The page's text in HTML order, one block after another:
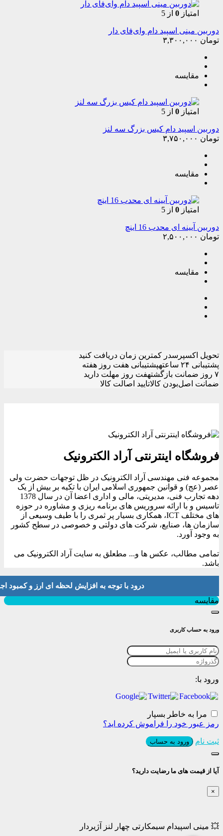
امتیاز 0 از 5
دوربین مینی اسپید دام وای‌فای دار
تومان
مقایسه
امتیاز 0 از 5
دوربین اسپید دام کیس بزرگ سه لنز
تومان
مقایسه
امتیاز 0 از 5
دوربین آیینه ای محدب 16 اینچ
تومان
مقایسه
تحویل اکسپرسدر کمترین زمان دریافت کنید
پشتیبانی ۲۴ ساعته
پشتیبانی هفت روز هفته
۷ روز ضمانت بازگشت
هفت روز مهلت دارید
ضمانت اصل‌بودن کالاتایید اصالت کالا
فروشگاه اینترنتی آراد الکترونیک
مجموعه فنی مهندسی آراد الکترونیک در ظل توجهات حضرت ولی
عصر (عج) و قوانین جمهوری اسلامی ایران با تکیه بر بیش از یک
دهه تجارب فنی، مدیریتی، مالی و اداری اعضا آن در سال 1378
تاسیس و با ارائه سروریس های برنامه ریزی و مشاوره در حوزه
های مختلف ICT، همکاری بسیار پر ثمری را با طیف وسیعی از
سازمان ها، صنایع، شرکت های دولتی و خصوصی در سطح کشور
به وجود آورد.
تمامی مطالب، عکس ها و... مطعلق به سایت آراد الکترونیک می
باشد.
درود با توجه به افزایش لحظه ای ارز و کمبود اجناس لطفا موجودی
مقایسه
ورود به حساب کاربری
ورود با:
مرا به خاطر بسپار
رمز عبور خود را فراموش کرده اید؟
ثبت نام ورود به حساب
آیا از قیمت های ما رضایت دارید؟
×
💥 مینی اسپیدام سیمکارتی چهار لنز آژیردار